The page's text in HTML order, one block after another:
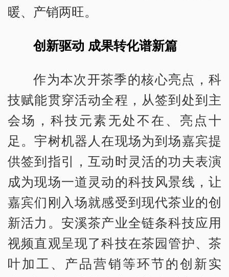
暖、产销两旺。
创新驱动 成果转化谱新篇
作为本次开茶季的核心亮点，科
技赋能贯穿活动全程，从签到处到主
会场，科技元素无处不在、亮点十
足。宇树机器人在现场为到场嘉宾提
供签到指引，互动时灵活的功夫表演
成为现场一道灵动的科技风景线，让
嘉宾们刚入场就感受到现代茶业的创
新活力。安溪茶产业全链条科技应用
视频直观呈现了科技在茶园管护、茶
叶加工、产品营销等环节的创新实